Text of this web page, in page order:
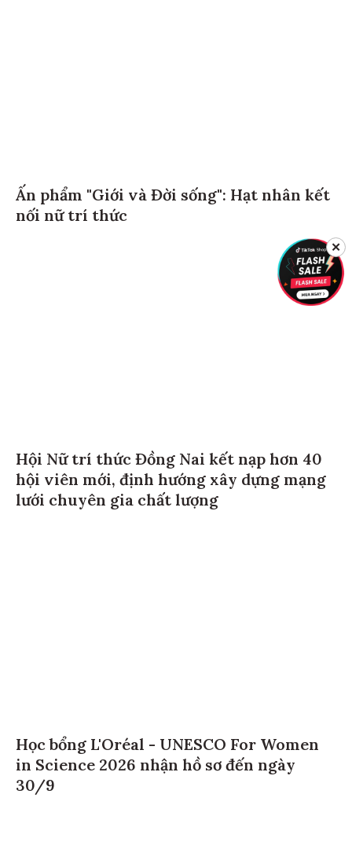
Ấn phẩm "Giới và Đời sống": Hạt nhân kết
nối nữ trí thức
Hội Nữ trí thức Đồng Nai kết nạp hơn 40
hội viên mới, định hướng xây dựng mạng
lưới chuyên gia chất lượng
Học bổng L'Oréal - UNESCO For Women
in Science 2026 nhận hồ sơ đến ngày
30/9
✕